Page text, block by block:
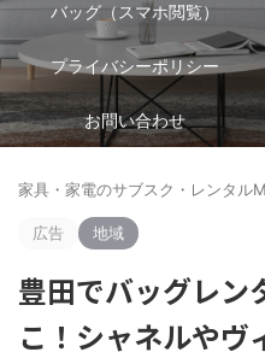
バッグ（スマホ閲覧）
プライバシーポリシー
お問い合わせ
家具・家電のサブスク・レンタル
広告 地域
豊田でバッグレン
こ！シャネルやヴ